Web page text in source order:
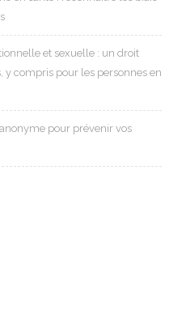
et sexuelle : un droit
compris pour les personnes en
pour prévenir vos